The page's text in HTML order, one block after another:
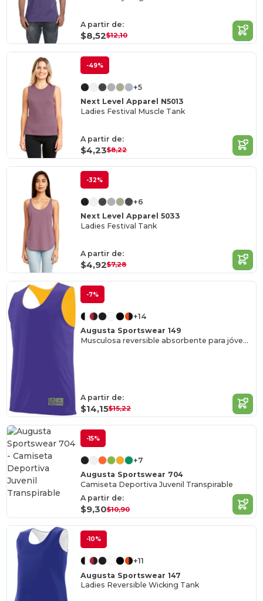
A partir de:
$8,52$12,10
-49%
+5
Next Level Apparel N5013
Ladies Festival Muscle Tank
A partir de:
$4,23$8,22
-32%
+6
Next Level Apparel 5033
Ladies Festival Tank
A partir de:
$4,92$7,28
-7%
+14
Augusta Sportswear 149
Musculosa reversible absorbente para jóvenes
A partir de:
$14,15$15,22
-15%
+7
Augusta Sportswear 704
Camiseta Deportiva Juvenil Transpirable
A partir de:
$9,30$10,90
-10%
+11
Augusta Sportswear 147
Ladies Reversible Wicking Tank